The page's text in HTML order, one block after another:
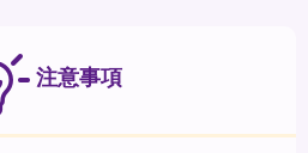
注意事項